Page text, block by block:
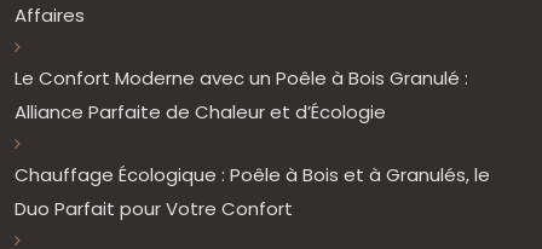
Affaires
Le Confort Moderne avec un Poêle à Bois Granulé :
Alliance Parfaite de Chaleur et d’Écologie
Chauffage Écologique : Poêle à Bois et à Granulés, le
Duo Parfait pour Votre Confort